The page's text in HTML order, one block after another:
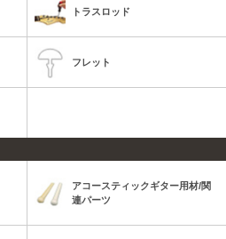
トラスロッド
フレット
アコースティックギター用材/関
連パーツ